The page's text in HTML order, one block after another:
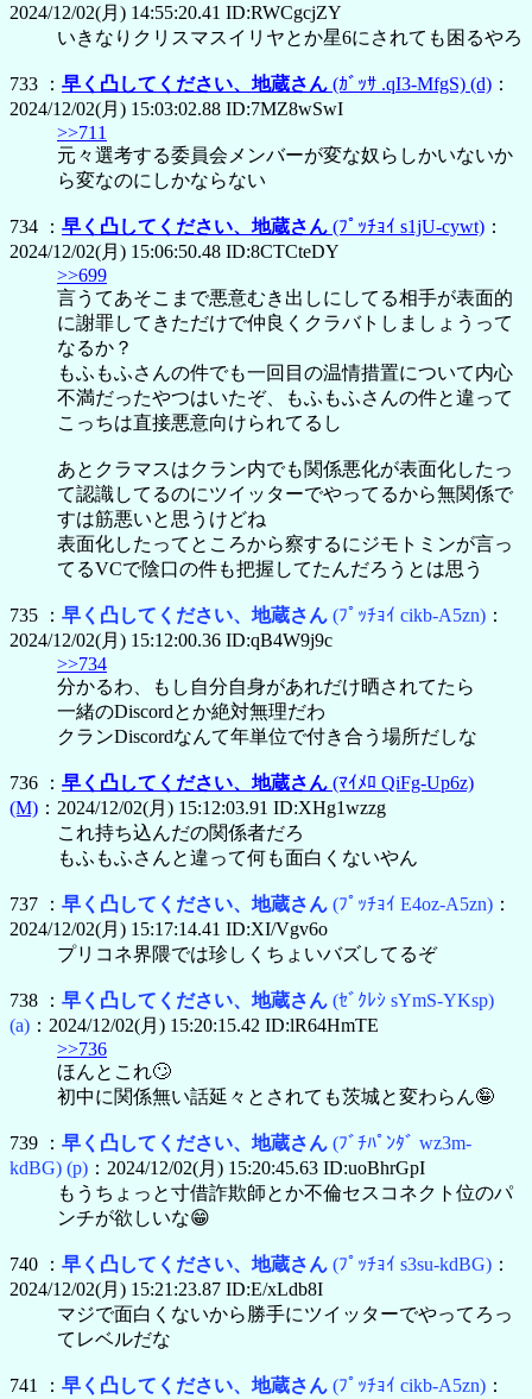
2024/12/02(月) 14:55:20.41 ID:RWCgcjZY
いきなりクリスマスイリヤとか星6にされても困るやろ
733 ： 早く凸してください、地蔵さん (ｶﾞｯｻ .qI3-MfgS) (d) ：
2024/12/02(月) 15:03:02.88 ID:7MZ8wSwI
>>711
元々選考する委員会メンバーが変な奴らしかいないか
ら変なのにしかならない
734 ： 早く凸してください、地蔵さん (ﾌﾟｯﾁｮｲ s1jU-cywt) ：
2024/12/02(月) 15:06:50.48 ID:8CTCteDY
>>699
言うてあそこまで悪意むき出しにしてる相手が表面的
に謝罪してきただけで仲良くクラバトしましょうって
なるか？
もふもふさんの件でも一回目の温情措置について内心
不満だったやつはいたぞ、もふもふさんの件と違って
こっちは直接悪意向けられてるし
あとクラマスはクラン内でも関係悪化が表面化したっ
て認識してるのにツイッターでやってるから無関係で
すは筋悪いと思うけどね
表面化したってところから察するにジモトミンが言っ
てるVCで陰口の件も把握してたんだろうとは思う
735 ： 早く凸してください、地蔵さん (ﾌﾟｯﾁｮｲ cikb-A5zn) ：
2024/12/02(月) 15:12:00.36 ID:qB4W9j9c
>>734
分かるわ、もし自分自身があれだけ晒されてたら
一緒のDiscordとか絶対無理だわ
クランDiscordなんて年単位で付き合う場所だしな
736 ： 早く凸してください、地蔵さん (ﾏｲﾒﾛ QiFg-Up6z)
(M) ：2024/12/02(月) 15:12:03.91 ID:XHg1wzzg
これ持ち込んだの関係者だろ
もふもふさんと違って何も面白くないやん
737 ： 早く凸してください、地蔵さん (ﾌﾟｯﾁｮｲ E4oz-A5zn) ：
2024/12/02(月) 15:17:14.41 ID:XI/Vgv6o
プリコネ界隈では珍しくちょいバズしてるぞ
738 ： 早く凸してください、地蔵さん (ｾﾞｸﾚｼ sYmS-YKsp)
(a) ：2024/12/02(月) 15:20:15.42 ID:lR64HmTE
>>736
ほんとこれ🙄
初中に関係無い話延々とされても茨城と変わらん🤪
739 ： 早く凸してください、地蔵さん (ﾌﾞﾁﾊﾟﾝﾀﾞ wz3m-
kdBG) (p) ：2024/12/02(月) 15:20:45.63 ID:uoBhrGpI
もうちょっと寸借詐欺師とか不倫セスコネクト位のパ
ンチが欲しいな😁
740 ： 早く凸してください、地蔵さん (ﾌﾟｯﾁｮｲ s3su-kdBG) ：
2024/12/02(月) 15:21:23.87 ID:E/xLdb8I
マジで面白くないから勝手にツイッターでやってろっ
てレベルだな
741 ： 早く凸してください、地蔵さん (ﾌﾟｯﾁｮｲ cikb-A5zn) ：